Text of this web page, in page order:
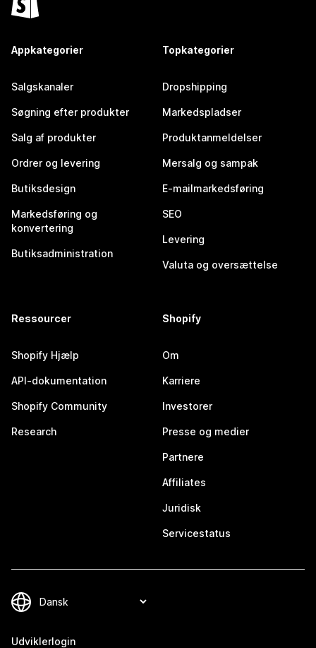
Appkategorier
Salgskanaler
Søgning efter produkter
Salg af produkter
Ordrer og levering
Butiksdesign
Markedsføring og
konvertering
Butiksadministration
Topkategorier
Dropshipping
Markedspladser
Produktanmeldelser
Mersalg og sampak
E-mailmarkedsføring
SEO
Levering
Valuta og oversættelse
Ressourcer
Shopify Hjælp
API-dokumentation
Shopify Community
Research
Shopify
Om
Karriere
Investorer
Presse og medier
Partnere
Affiliates
Juridisk
Servicestatus
Udviklerlogin